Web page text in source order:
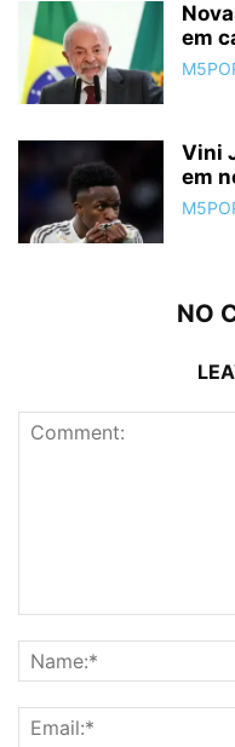
em
Vini
em
NO